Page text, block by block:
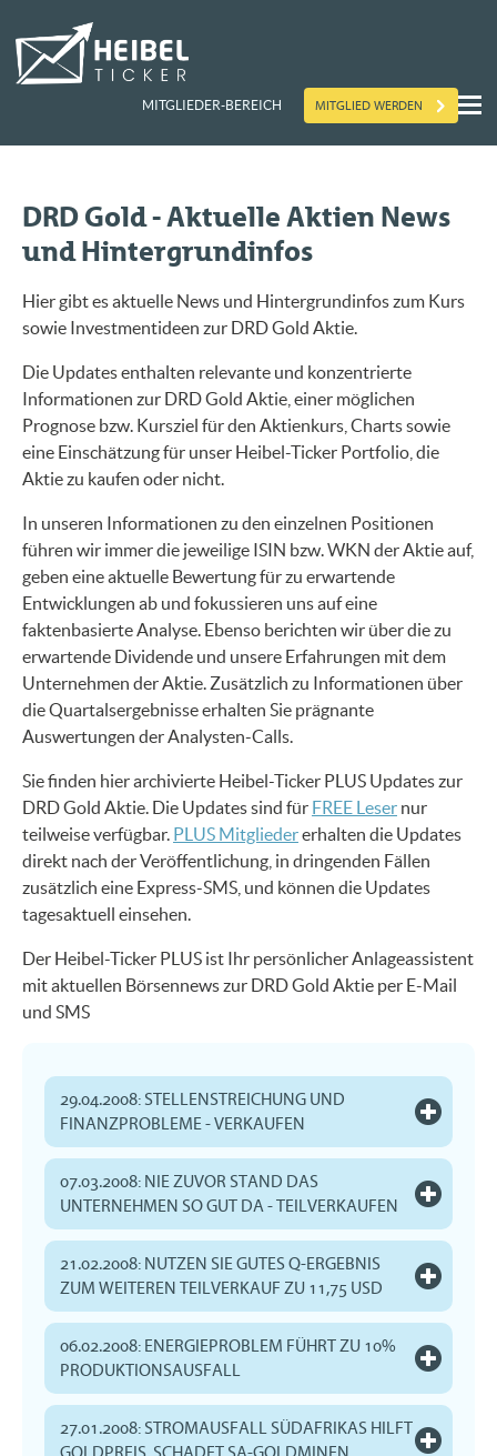
MITGLIEDER-BEREICH MITGLIED WERDEN
DRD Gold - Aktuelle Aktien News
und Hintergrundinfos
Hier gibt es aktuelle News und Hintergrundinfos zum Kurs
sowie Investmentideen zur DRD Gold Aktie.
Die Updates enthalten relevante und konzentrierte
Informationen zur DRD Gold Aktie, einer möglichen
Prognose bzw. Kursziel für den Aktienkurs, Charts sowie
eine Einschätzung für unser Heibel-Ticker Portfolio, die
Aktie zu kaufen oder nicht.
In unseren Informationen zu den einzelnen Positionen
führen wir immer die jeweilige ISIN bzw. WKN der Aktie auf,
geben eine aktuelle Bewertung für zu erwartende
Entwicklungen ab und fokussieren uns auf eine
faktenbasierte Analyse. Ebenso berichten wir über die zu
erwartende Dividende und unsere Erfahrungen mit dem
Unternehmen der Aktie. Zusätzlich zu Informationen über
die Quartalsergebnisse erhalten Sie prägnante
Auswertungen der Analysten-Calls.
Sie finden hier archivierte Heibel-Ticker PLUS Updates zur
DRD Gold Aktie. Die Updates sind für FREE Leser nur
teilweise verfügbar. PLUS Mitgliedererhalten die Updates
direkt nach der Veröffentlichung, in dringenden Fällen
zusätzlich eine Express-SMS, und können die Updates
tagesaktuell einsehen.
Der Heibel-Ticker PLUS ist Ihr persönlicher Anlageassistent
mit aktuellen Börsennews zur DRD Gold Aktie per E-Mail
und SMS
29.04.2008: STELLENSTREICHUNG UND
FINANZPROBLEME - VERKAUFEN
07.03.2008: NIE ZUVOR STAND DAS
UNTERNEHMEN SO GUT DA - TEILVERKAUFEN
21.02.2008: NUTZEN SIE GUTES Q-ERGEBNIS
ZUM WEITEREN TEILVERKAUF ZU 11,75 USD
06.02.2008: ENERGIEPROBLEM FÜHRT ZU 10%
PRODUKTIONSAUSFALL
27.01.2008: STROMAUSFALL SÜDAFRIKAS HILFT